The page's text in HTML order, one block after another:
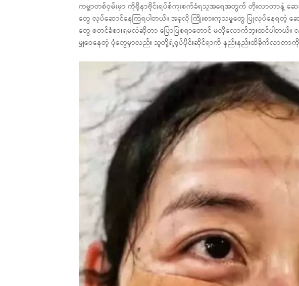
ကမ္ဘာတစ်ဝှမ်းမှာ ကိုရိုနာဗိုင်းရပ်စ်ကူးစက်ခံရသူအရေအတွက် တိုးလာတာနဲ့
တွေ လုပ်ဆောင်နေကြရပါတယ်။ အခုလို ကြိုးစားကုသမှုတွေ ပြုလုပ်နေရ
တွေ စတင်ခံစားရမလဲဆိုတာ ပြောပြစရာတောင် မလိုလောက်ဘူးထင်ပါတ
မျှဝေနေတဲ့ ပုံတွေမှာလည်း သူတို့ရဲ့ရုပ်ပိုင်းဆိုင်ရာကို နည်းနည်းထိခိုက်လာတာ